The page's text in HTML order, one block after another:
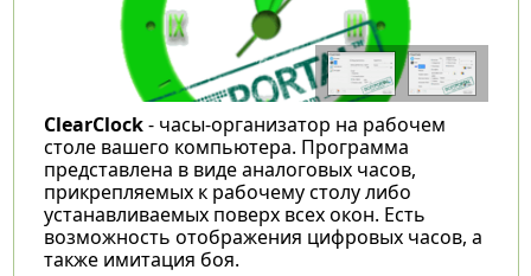
ClearClock- часы-организатор на рабочем
столе вашего компьютера. Программа
представлена в виде аналоговых часов,
прикрепляемых к рабочему столу либо
устанавливаемых поверх всех окон. Есть
возможность отображения цифровых часов, а
также имитация боя.